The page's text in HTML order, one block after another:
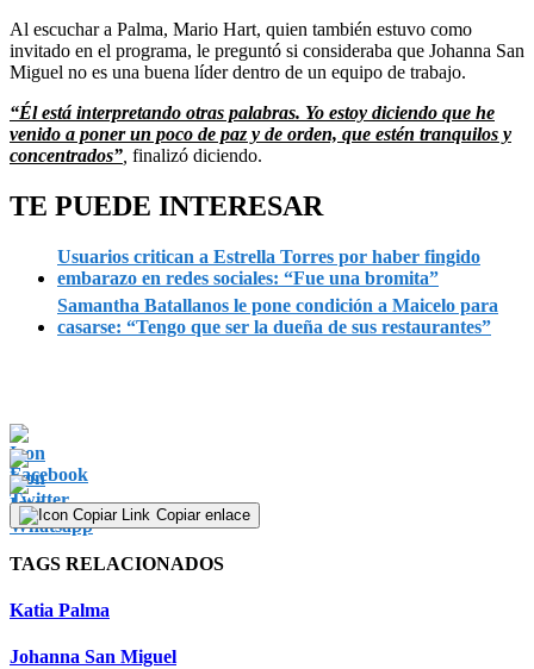
Al escuchar a Palma, Mario Hart, quien también estuvo como
invitado en el programa, le preguntó si consideraba que Johanna San
Miguel no es una buena líder dentro de un equipo de trabajo.
“Él está interpretando otras palabras. Yo estoy diciendo que he
venido a poner un poco de paz y de orden, que estén tranquilos y
concentrados” finalizó diciendo.
TE PUEDE INTERESAR
Usuarios critican a Estrella Torres por haber fingido
embarazo en redes sociales: “Fue una bromita”
Samantha Batallanos le pone condición a Maicelo para
casarse: “Tengo que ser la dueña de sus restaurantes”
Copiar enlace
TAGS RELACIONADOS
Katia Palma
Johanna San Miguel